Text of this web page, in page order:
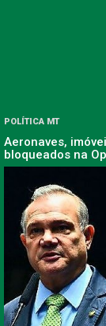
POLÍTICA MT
Aeronaves,
bloqueados na